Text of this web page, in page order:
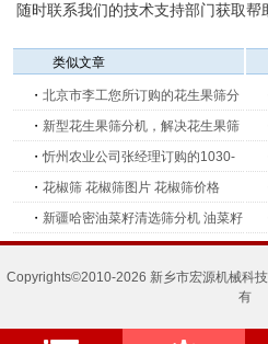
随时联系我们的技术支持部门获取帮
类似文章
・ 北京市李工您所订购的花生果筛分
机已发出
・ 新型花生果筛分机，解决花生果筛
分时网口堵塞问题
・忻州农业公司张经理订购的1030-
1F谷子初选筛分机，120-10米的软
管吸粮机装车发货！
・ 花椒筛 花椒筛图片 花椒筛价格
・ 新疆哈密油菜籽清选筛分机 油菜籽
清理除杂机 油菜籽振动筛选机
Copyrights©2010-2026 新乡市宏源机械科
有